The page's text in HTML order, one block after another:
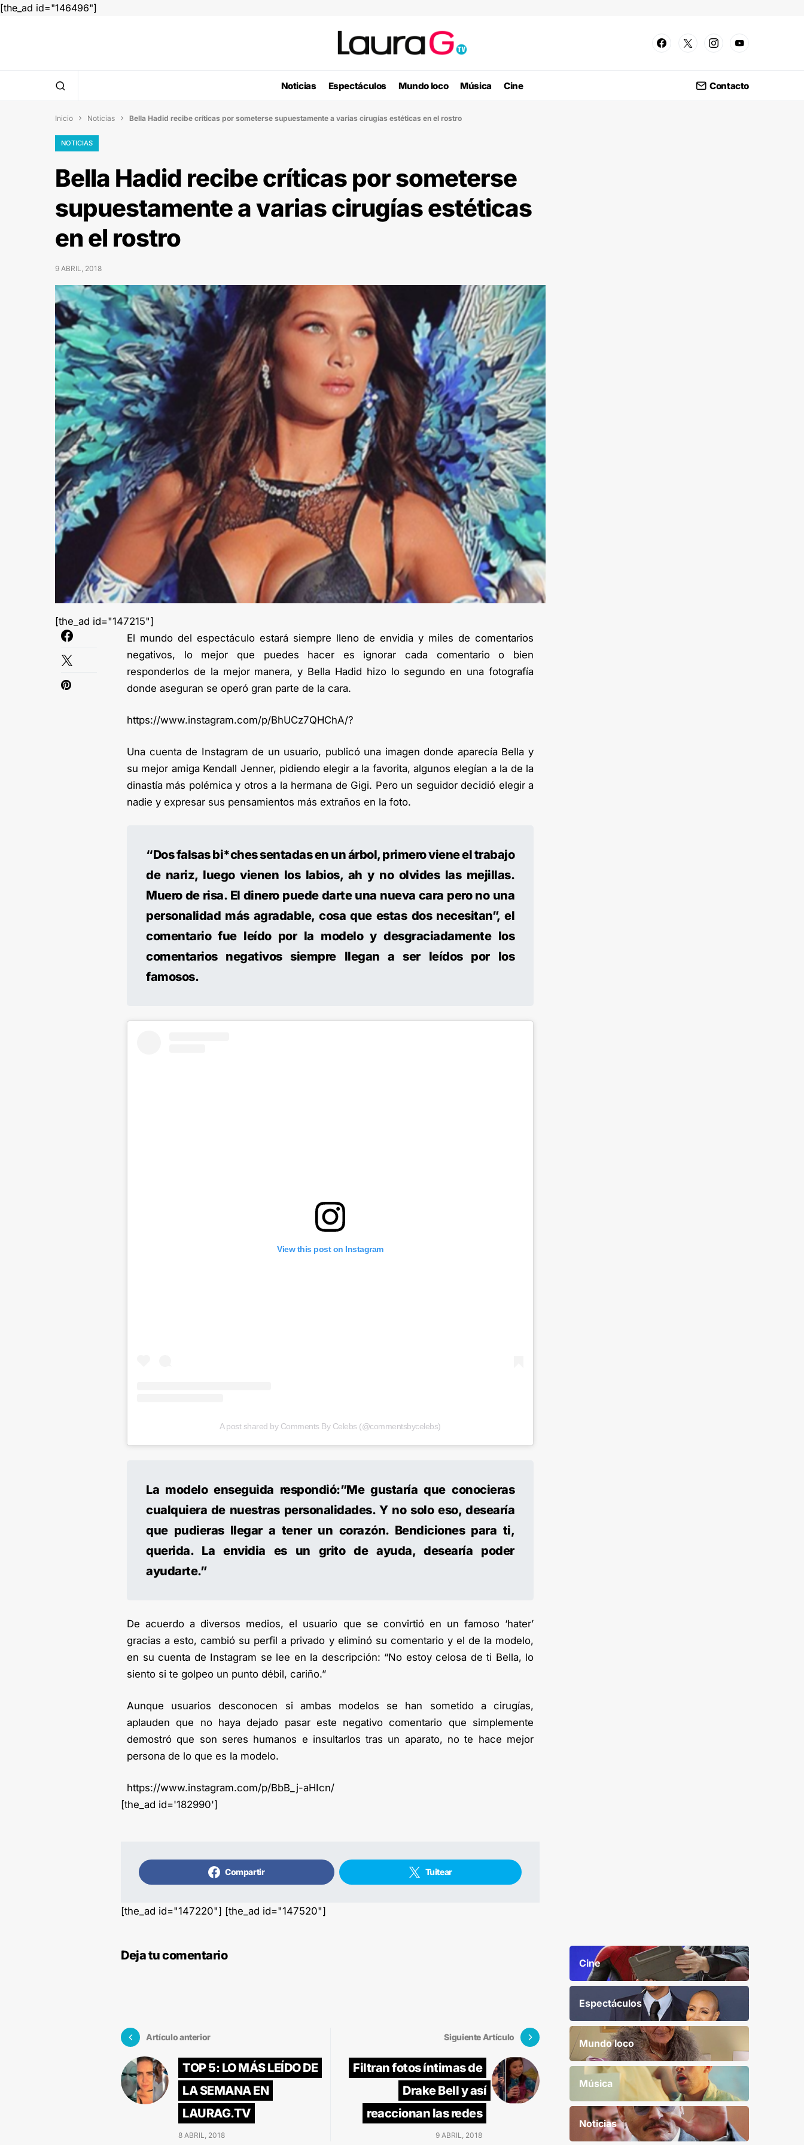
[the_ad id="146496"]
Noticias Espectáculos Mundo loco Música Cine Contacto
Inicio  Noticias  Bella Hadid recibe críticas por someterse supuestamente a varias cirugías estéticas en el rostro
NOTICIAS
Bella Hadid recibe críticas por someterse
supuestamente a varias cirugías estéticas
en el rostro
9 ABRIL, 2018
[the_ad id="147215"]
El mundo del espectáculo estará siempre lleno de envidia y miles de comentarios
negativos, lo mejor que puedes hacer es ignorar cada comentario o bien
responderlos de la mejor manera, y Bella Hadid hizo lo segundo en una fotografía
donde aseguran se operó gran parte de la cara.
https://www.instagram.com/p/BhUCz7QHChA/?
Una cuenta de Instagram de un usuario, publicó una imagen donde aparecía Bella y
su mejor amiga Kendall Jenner, pidiendo elegir a la favorita, algunos elegían a la de la
dinastía más polémica y otros a la hermana de Gigi. Pero un seguidor decidió elegir a
nadie y expresar sus pensamientos más extraños en la foto.
“Dos falsas bi*ches sentadas en un árbol, primero viene el trabajo
de nariz, luego vienen los labios, ah y no olvides las mejillas.
Muero de risa. El dinero puede darte una nueva cara pero no una
personalidad más agradable, cosa que estas dos necesitan”, el
comentario fue leído por la modelo y desgraciadamente los
comentarios negativos siempre llegan a ser leídos por los
famosos.
View this post on Instagram
A post shared by Comments By Celebs (@commentsbycelebs)
La modelo enseguida respondió:”Me gustaría que conocieras
cualquiera de nuestras personalidades. Y no solo eso, desearía
que pudieras llegar a tener un corazón. Bendiciones para ti,
querida. La envidia es un grito de ayuda, desearía poder
ayudarte.”
De acuerdo a diversos medios, el usuario que se convirtió en un famoso ‘hater’
gracias a esto, cambió su perfil a privado y eliminó su comentario y el de la modelo,
en su cuenta de Instagram se lee en la descripción: “No estoy celosa de ti Bella, lo
siento si te golpeo un punto débil, cariño.”
Aunque usuarios desconocen si ambas modelos se han sometido a cirugías,
aplauden que no haya dejado pasar este negativo comentario que simplemente
demostró que son seres humanos e insultarlos tras un aparato, no te hace mejor
persona de lo que es la modelo.
https://www.instagram.com/p/BbB_j-aHIcn/
[the_ad id='182990']
Compartir Tuitear
[the_ad id="147220"] [the_ad id="147520"]
Deja tu comentario
Artículo anterior
TOP 5: LO MÁS LEÍDO DE
LA SEMANA EN
LAURAG.TV
8 ABRIL, 2018
Siguiente Artículo
Filtran fotos íntimas de
Drake Bell y así
reaccionan las redes
9 ABRIL, 2018
Cine
Espectáculos
Mundo loco
Música
Noticias